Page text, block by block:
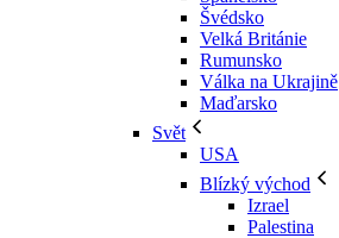
Švédsko
Velká Británie
Rumunsko
Válka na Ukrajině
Maďarsko
Svět
USA
Blízký východ
Izrael
Palestina